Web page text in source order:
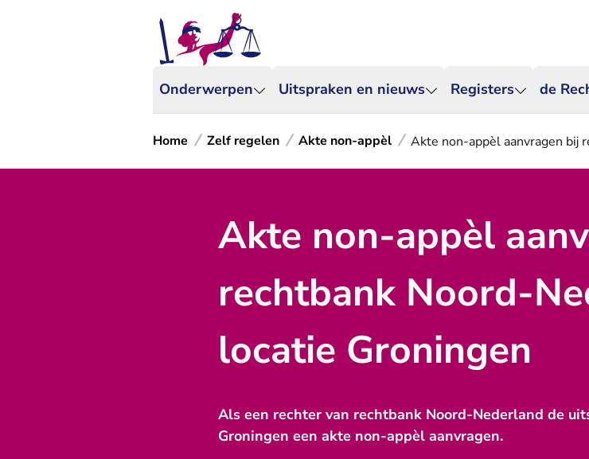
Onderwerpen Uitspraken en nieuws Registers de
Home Zelf regelen Akte non-appèl Akte non-appèl aanvragen bij
Akte non-appèl
rechtbank Noord-
locatie Groningen
Als een rechter van rechtbank Noord-Nederland de
Groningen een akte non-appèl aanvragen.